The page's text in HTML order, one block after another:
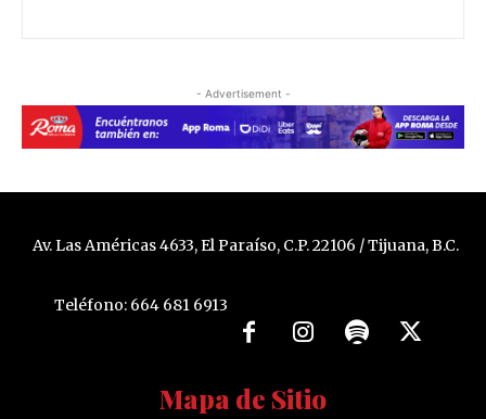
- Advertisement -
Av. Las Américas 4633, El Paraíso, C.P. 22106 / Tijuana, B.C.
Teléfono: 664 681 6913
Mapa de Sitio